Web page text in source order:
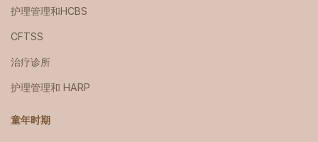
护理管理和HCBS
CFTSS
治疗诊所
护理管理和 HARP
童年时期